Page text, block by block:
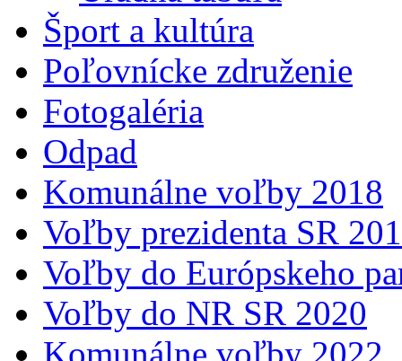
Šport a kultúra
Poľovnícke združenie
Fotogaléria
Odpad
Komunálne voľby 2018
Voľby prezidenta SR
Voľby do Európskeho
Voľby do NR SR 2020